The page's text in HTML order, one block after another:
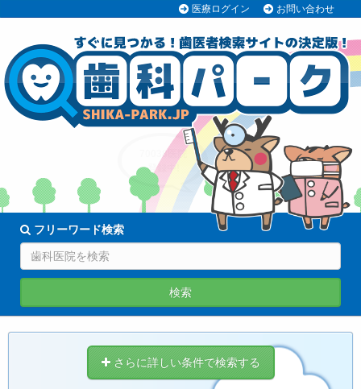
医療ログイン お問い合わせ
70038医院
登録中!
フリーワード検索
検索
さらに詳しい条件で検索する